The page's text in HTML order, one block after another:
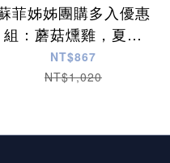
菲姊姊團購多入優惠
組：蘑菇燻雞，夏威
夷，白醬海鮮，法芙
娜，焦糖海鹽， 青醬
NT$867
NT$1,020